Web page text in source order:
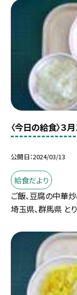
〈今日の給食〉３月
公開日 2024/03/13
給食だより
ご飯、豆腐の中華炒
埼玉県、群馬県 と